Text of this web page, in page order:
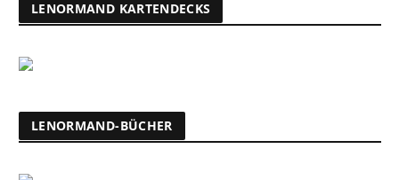
LENORMAND KARTENDECKS
LENORMAND-BÜCHER